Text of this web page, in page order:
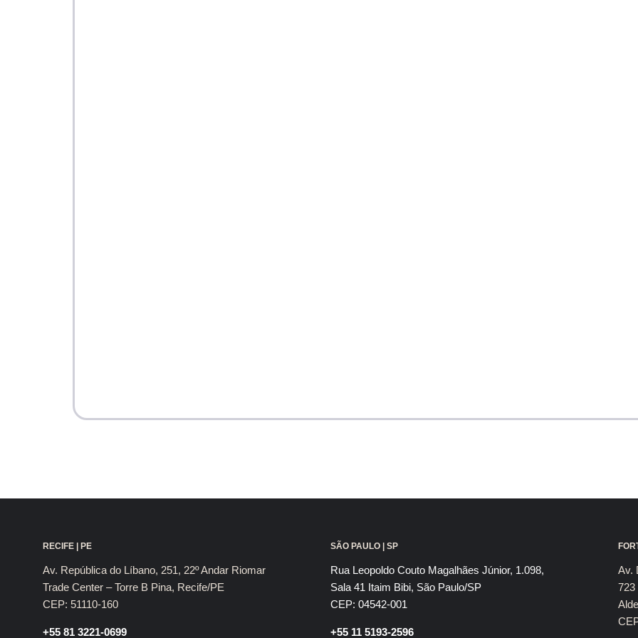
RECIFE | PE
Av. República do Líbano, 251, 22º Andar Riomar
Trade Center – Torre B Pina, Recife/PE
CEP: 51110-160
+55 81 3221-0699
SÃO PAULO | SP
Rua Leopoldo Couto Magalhães Júnior, 1.098,
Sala 41 Itaim Bibi, São Paulo/SP
CEP: 04542-001
+55 11 5193-2596
Av.
723